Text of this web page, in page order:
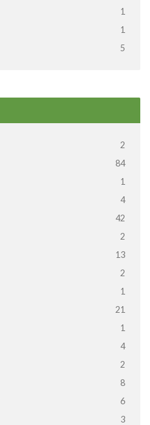
1
1
5
2
84
1
4
42
2
13
2
1
21
1
4
2
8
6
3